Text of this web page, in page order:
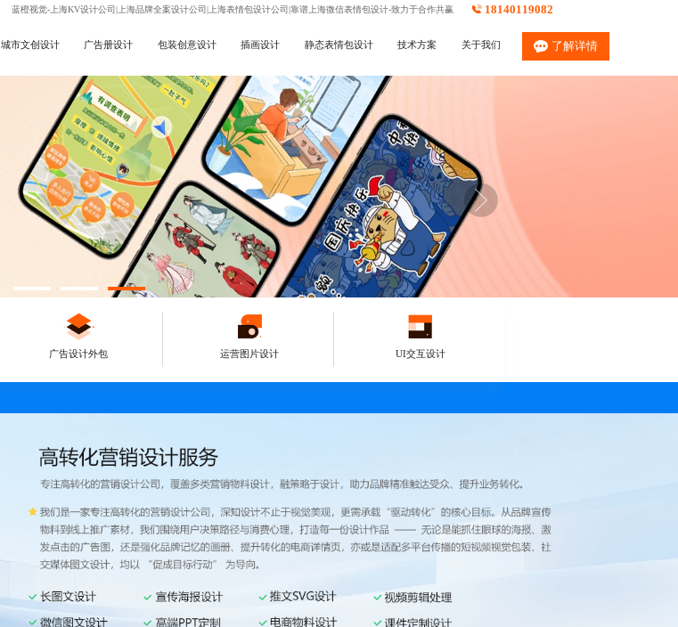
蓝橙视觉-上海KV设计公司|上海品牌全案设计公司|上海表情包设计公司|靠谱上海微信表情包设计-致力于合作共赢 18140119082
城市文创设计 广告册设计 包装创意设计 插画设计 静态表情包设计 技术方案 关于我们 了解详情
广告设计外包 运营图片设计 UI交互设计